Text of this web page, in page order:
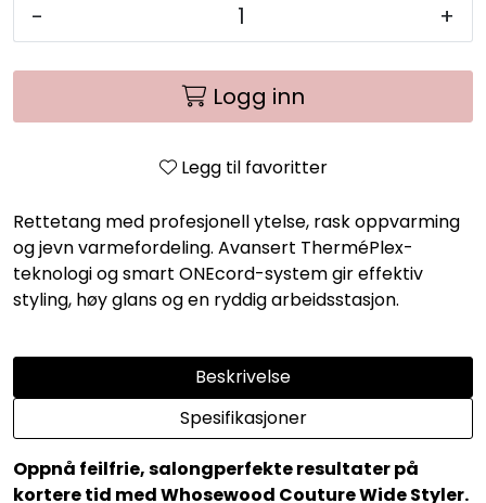
- +
Logg inn
Legg til favoritter
Rettetang med profesjonell ytelse, rask oppvarming
og jevn varmefordeling. Avansert TherméPlex-
teknologi og smart ONEcord-system gir effektiv
styling, høy glans og en ryddig arbeidsstasjon.
Beskrivelse
Spesifikasjoner
Oppnå feilfrie, salongperfekte resultater på
kortere tid med Whosewood Couture Wide Styler.